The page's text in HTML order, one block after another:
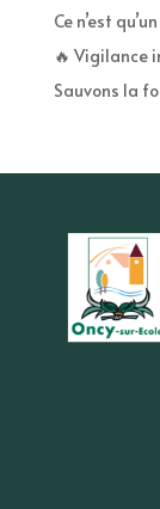
Ce n’est
🔥 Vigilance
Sauvons la